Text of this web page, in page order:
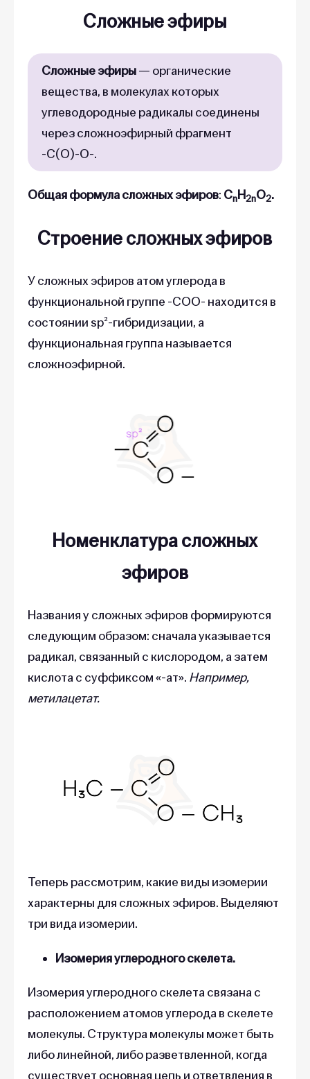
Сложные эфиры
Сложные эфиры— органические
вещества, в молекулах которых
углеводородные радикалы соединены
через сложноэфирный фрагмент
-С(О)-О-.
Общая формула сложных эфиров: CnH2nO2.
Строение сложных эфиров
У сложных эфиров атом углерода в
функциональной группе -СОО- находится в
состоянии sp²-гибридизации, а
функциональная группа называется
сложноэфирной.
Номенклатура сложных
эфиров
Названия у сложных эфиров формируются
следующим образом: сначала указывается
радикал, связанный с кислородом, а затем
кислота с суффиксом «-ат». Например,
метилацетат.
Теперь рассмотрим, какие виды изомерии
характерны для сложных эфиров. Выделяют
три вида изомерии.
Изомерия углеродного скелета.
Изомерия углеродного скелета связана с
расположением атомов углерода в скелете
молекулы. Структура молекулы может быть
либо линейной, либо разветвленной, когда
существует основная цепь и ответвления в